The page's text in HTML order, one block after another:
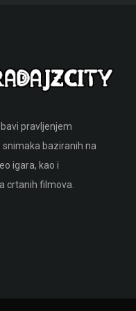
pravljenjem
snimaka baziranih na
igara, kao i
crtanih filmova.
ostvarenja
je svoj bioskopski debi.